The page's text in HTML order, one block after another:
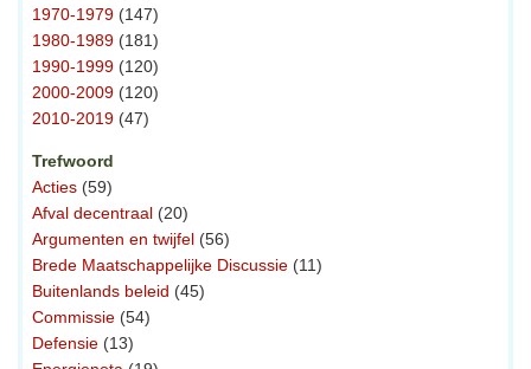
1970-1979 (147)
1980-1989 (181)
1990-1999 (120)
2000-2009 (120)
2010-2019 (47)
Trefwoord
Acties (59)
Afval decentraal (20)
Argumenten en twijfel (56)
Brede Maatschappelijke Discussie (11)
Buitenlands beleid (45)
Commissie (54)
Defensie (13)